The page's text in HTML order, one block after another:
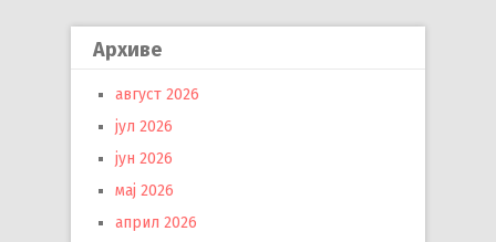
Архиве
август 2026
јул 2026
јун 2026
мај 2026
април 2026